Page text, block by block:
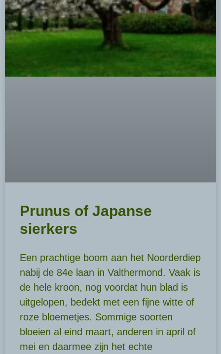
Prunus of Japanse
sierkers
Een prachtige boom aan het Noorderdiep
nabij de 84e laan in Valthermond. Vaak is
de hele kroon, nog voordat hun blad is
uitgelopen, bedekt met een fijne witte of
roze bloemetjes. Sommige soorten
bloeien al eind maart, anderen in april of
mei en daarmee zijn het echte